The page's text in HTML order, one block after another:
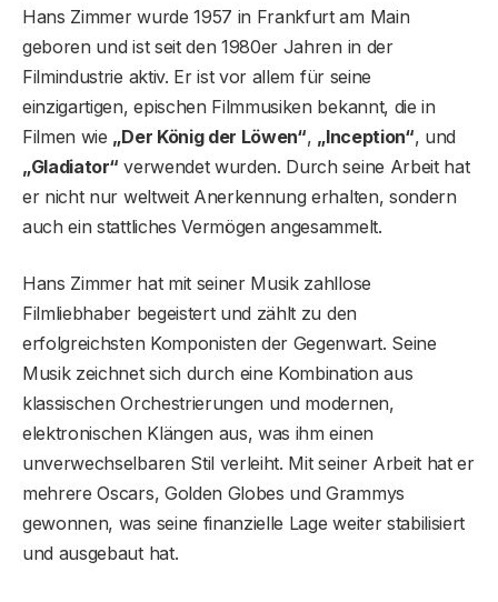
Hans Zimmer wurde 1957 in Frankfurt am Main
geboren und ist seit den 1980er Jahren in der
Filmindustrie aktiv. Er ist vor allem für seine
einzigartigen, epischen Filmmusiken bekannt, die in
Filmen wie „Der König der Löwen“, „Inception“, und
„Gladiator“ verwendet wurden. Durch seine Arbeit hat
er nicht nur weltweit Anerkennung erhalten, sondern
auch ein stattliches Vermögen angesammelt.
Hans Zimmer hat mit seiner Musik zahllose
Filmliebhaber begeistert und zählt zu den
erfolgreichsten Komponisten der Gegenwart. Seine
Musik zeichnet sich durch eine Kombination aus
klassischen Orchestrierungen und modernen,
elektronischen Klängen aus, was ihm einen
unverwechselbaren Stil verleiht. Mit seiner Arbeit hat er
mehrere Oscars, Golden Globes und Grammys
gewonnen, was seine finanzielle Lage weiter stabilisiert
und ausgebaut hat.